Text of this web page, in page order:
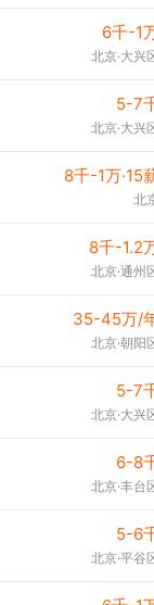
6千-1
北京·大兴
5-7
北京·大兴
8千-1万·15
北
8千-1.2
北京·通州
35-45万/
北京·朝阳
5-7
北京·大兴
6-8
北京·丰台
5-6
北京·平谷